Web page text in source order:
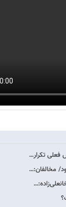
فعلی تکرار…
مخالفان:…